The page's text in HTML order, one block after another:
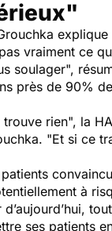
vraiment ce
soulager",
près de 90%
rien", la
"Et si ce
à
ses patients